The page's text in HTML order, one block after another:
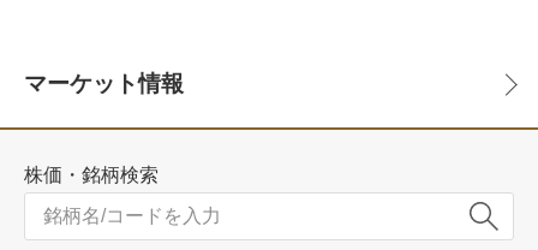
マーケット情報
株価・銘柄検索